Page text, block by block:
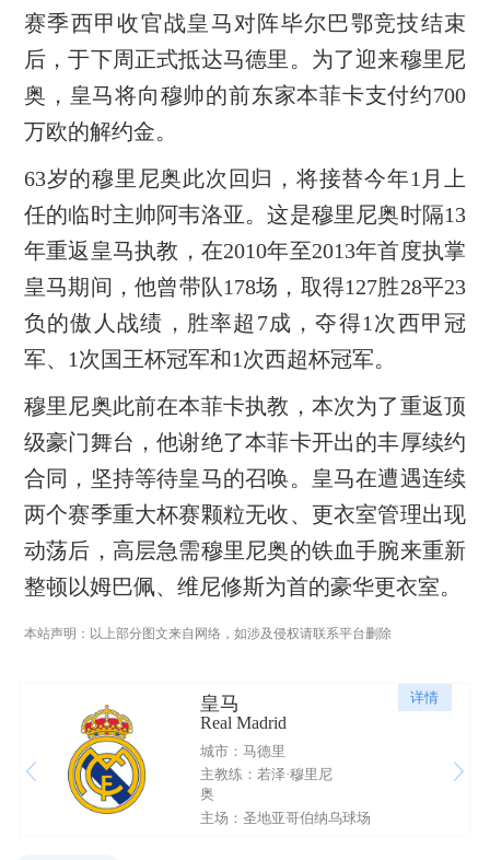
赛季西甲收官战皇马对阵毕尔巴鄂竞技结束
后，于下周正式抵达马德里。为了迎来穆里尼
奥，皇马将向穆帅的前东家本菲卡支付约700
万欧的解约金。
63岁的穆里尼奥此次回归，将接替今年1月上
任的临时主帅阿韦洛亚。这是穆里尼奥时隔13
年重返皇马执教，在2010年至2013年首度执掌
皇马期间，他曾带队178场，取得127胜28平23
负的傲人战绩，胜率超7成，夺得1次西甲冠
军、1次国王杯冠军和1次西超杯冠军。
穆里尼奥此前在本菲卡执教，本次为了重返顶
级豪门舞台，他谢绝了本菲卡开出的丰厚续约
合同，坚持等待皇马的召唤。皇马在遭遇连续
两个赛季重大杯赛颗粒无收、更衣室管理出现
动荡后，高层急需穆里尼奥的铁血手腕来重新
整顿以姆巴佩、维尼修斯为首的豪华更衣室。
本站声明：以上部分图文来自网络，如涉及侵权请联系平台删除
详情
皇马
Real Madrid
城市：马德里
主教练：若泽·穆里尼
奥
主场：圣地亚哥伯纳乌球场